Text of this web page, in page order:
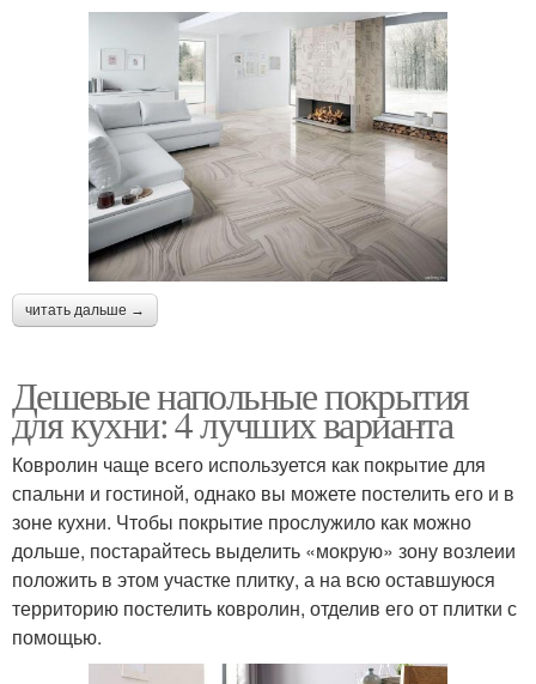
читать дальше →
Дешевые напольные покрытия
для кухни: 4 лучших варианта
Ковролин чаще всего используется как покрытие для
спальни и гостиной, однако вы можете постелить его и в
зоне кухни. Чтобы покрытие прослужило как можно
дольше, постарайтесь выделить «мокрую» зону возлеии
положить в этом участке плитку, а на всю оставшуюся
территорию постелить ковролин, отделив его от плитки с
помощью.